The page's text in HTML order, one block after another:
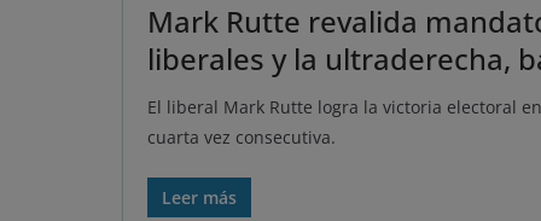
Mark Rutte revalida
liberales y la ultraderecha,
El liberal Mark Rutte logra la victoria electoral
cuarta vez consecutiva.
Leer más